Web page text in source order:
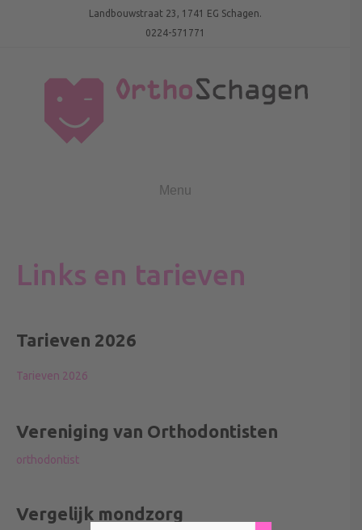
Landbouwstraat 23, 1741 EG Schagen.
0224-571771
Menu
Links en tarieven
Tarieven 2026
Tarieven 2026
Vereniging van Orthodontisten
orthodontist
Vergelijk mondzorg